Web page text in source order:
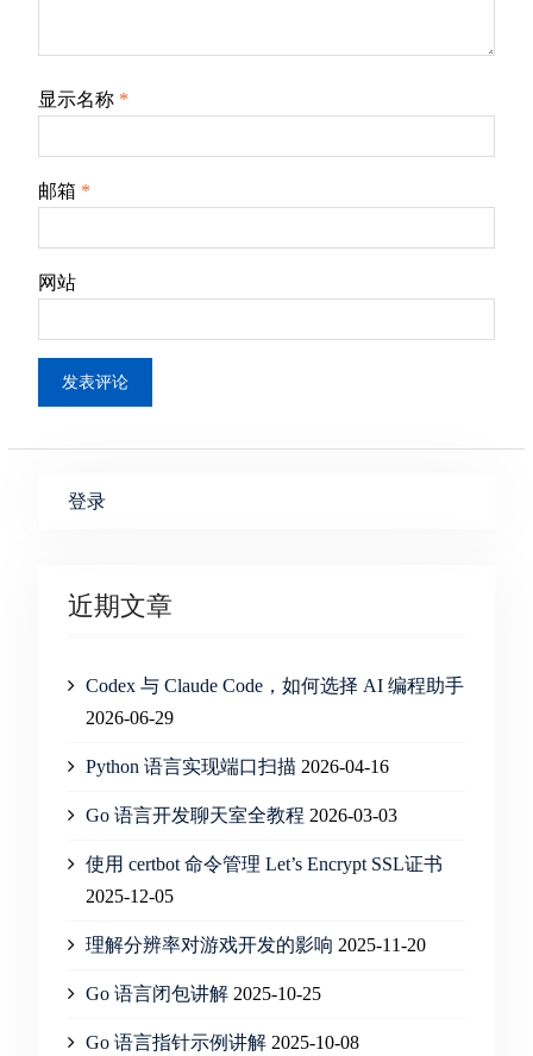
显示名称 *
邮箱 *
网站
登录
近期文章
Codex 与 Claude Code，如何选择 AI 编程助手
2026-06-29
Python 语言实现端口扫描 2026-04-16
Go 语言开发聊天室全教程 2026-03-03
使用 certbot 命令管理 Let’s Encrypt SSL证书
2025-12-05
理解分辨率对游戏开发的影响 2025-11-20
Go 语言闭包讲解 2025-10-25
Go 语言指针示例讲解 2025-10-08